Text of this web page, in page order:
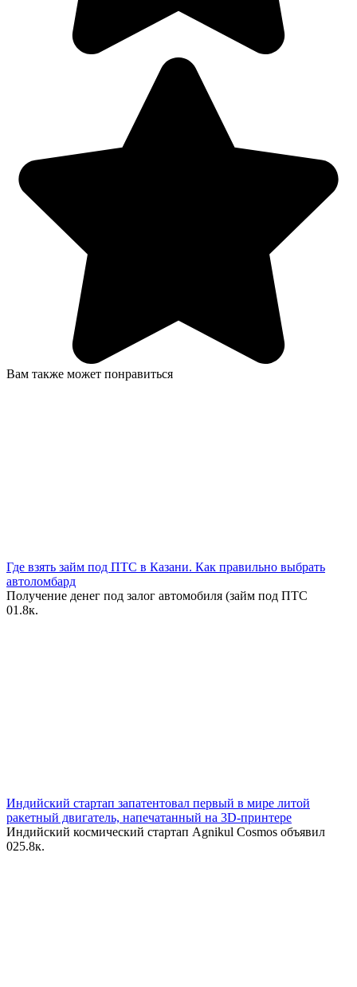
Вам также может понравиться
Где взять займ под ПТС в Казани. Как правильно выбрать
автоломбард
Получение денег под залог автомобиля (займ под ПТС
01.8к.
Индийский стартап запатентовал первый в мире литой
ракетный двигатель, напечатанный на 3D-принтере
Индийский космический стартап Agnikul Cosmos объявил
025.8к.